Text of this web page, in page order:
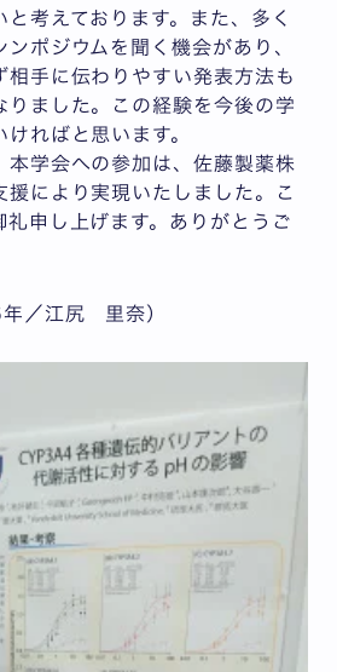
考えております。また、多く
ポジウムを聞く機会があり、
相手に伝わりやすい発表方法も
りました。この経験を今後の学
ればと思います。
本学会への参加は、佐藤製薬株
援により実現いたしました。こ
礼申し上げます。ありがとうご
／江尻 里奈）